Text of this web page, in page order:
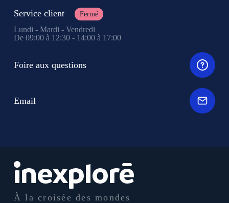
À la croisée des mondes
Service client Fermé
Lundi - Mardi - Vendredi
De 09:00 à 12:30 - 14:00 à 17:00
Foire aux questions
Email